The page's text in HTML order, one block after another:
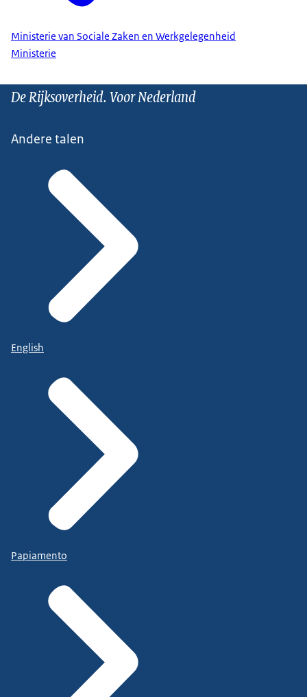
Ministerie van Sociale Zaken en Werkgelegenheid
Ministerie
De Rijksoverheid. Voor Nederland
Andere talen
English
Papiamento